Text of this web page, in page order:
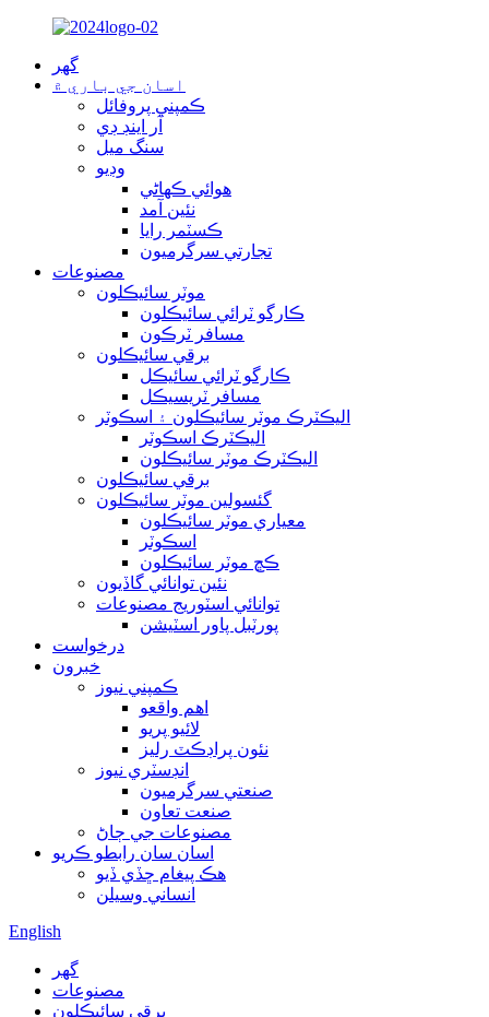
گهر
اسان جي باري ۾
ڪمپني پروفائل
آر اينڊ ڊي
سنگ ميل
وڊيو
هوائي ڪهاڻي
نئين آمد
ڪسٽمر رايا
تجارتي سرگرميون
مصنوعات
موٽر سائيڪلون
ڪارگو ٽرائي سائيڪلون
مسافر ٽرڪون
برقي سائيڪلون
ڪارگو ٽرائي سائيڪل
مسافر ٽريسيڪل
اليڪٽرڪ موٽر سائيڪلون ۽ اسڪوٽر
اليڪٽرڪ اسڪوٽر
اليڪٽرڪ موٽر سائيڪلون
برقي سائيڪلون
گئسولين موٽر سائيڪلون
معياري موٽر سائيڪلون
اسڪوٽر
ڪڇ موٽر سائيڪلون
نئين توانائي گاڏيون
توانائي اسٽوريج مصنوعات
پورٽبل پاور اسٽيشن
درخواست
خبرون
ڪمپني نيوز
اهم واقعو
لائيو پريو
نئون پراڊڪٽ رليز
انڊسٽري نيوز
صنعتي سرگرميون
صنعت تعاون
مصنوعات جي ڄاڻ
اسان سان رابطو ڪريو
هڪ پيغام ڇڏي ڏيو
انساني وسيلن
English
گهر
مصنوعات
برقي سائيڪلون